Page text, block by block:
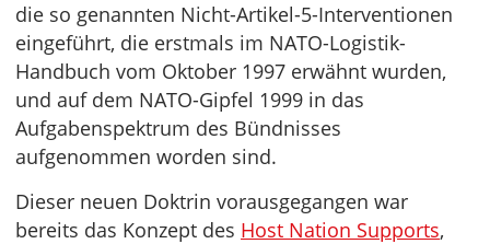
die so genannten Nicht-Artikel-5-Interventionen
eingeführt, die erstmals im NATO-Logistik-
Handbuch vom Oktober 1997 erwähnt wurden,
und auf dem NATO-Gipfel 1999 in das
Aufgabenspektrum des Bündnisses
aufgenommen worden sind.
Dieser neuen Doktrin vorausgegangen war
bereits das Konzept des Host Nation Supports,